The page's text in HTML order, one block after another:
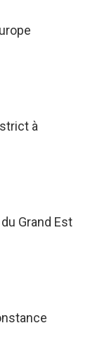
à
Grand Est